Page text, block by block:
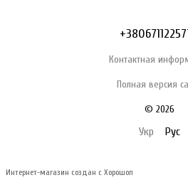
Контактная
Полная версия
© 2026
Укр Рус
Интернет-магазин создан с Хорошоп